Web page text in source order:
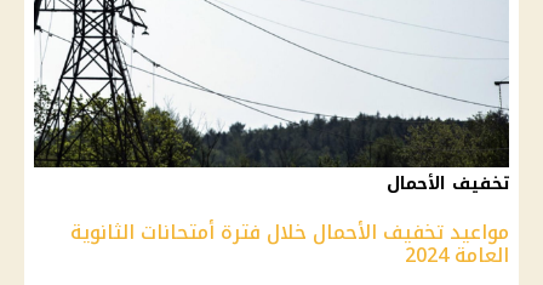
تخفيف الأحمال
مواعيد تخفيف الأحمال خلال فترة أمتحانات الثانوية
العامة 2024